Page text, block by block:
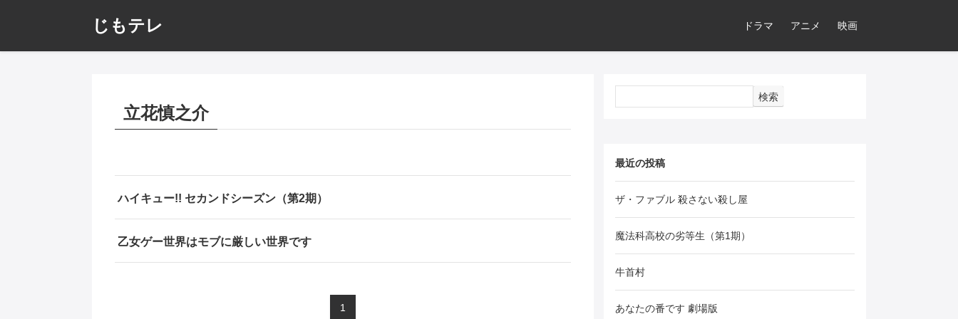
じもテレ ドラマ アニメ 映画
立花慎之介
ハイキュー!! セカンドシーズン（第2期）
乙女ゲー世界はモブに厳しい世界です
1
検索
最近の投稿
ザ・ファブル 殺さない殺し屋
魔法科高校の劣等生（第1期）
牛首村
あなたの番です 劇場版